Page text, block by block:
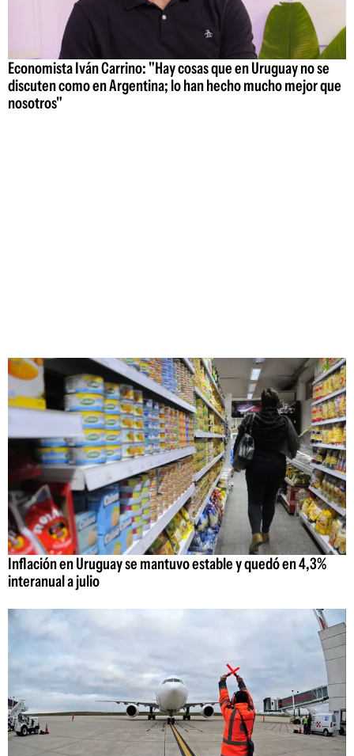
Economista Iván Carrino: "Hay cosas que en Uruguay no se
discuten como en Argentina; lo han hecho mucho mejor que
nosotros"
Inflación en Uruguay se mantuvo estable y quedó en 4,3%
interanual a julio